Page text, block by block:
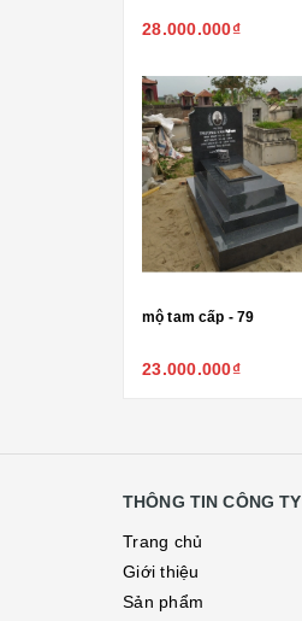
28.000.000₫
mộ tam cấp - 79
23.000.000₫
THÔNG TIN CÔNG TY
Trang chủ
Giới thiệu
Sản phẩm